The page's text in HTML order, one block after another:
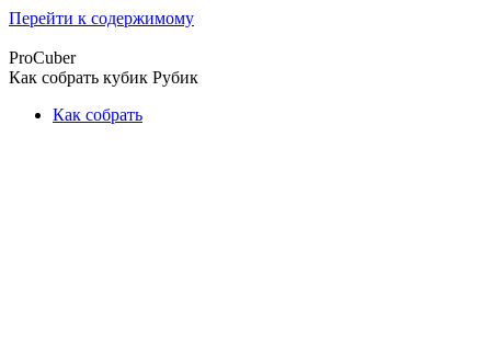
Перейти к содержимому
ProCuber
Как собрать кубик Рубик
Как собрать